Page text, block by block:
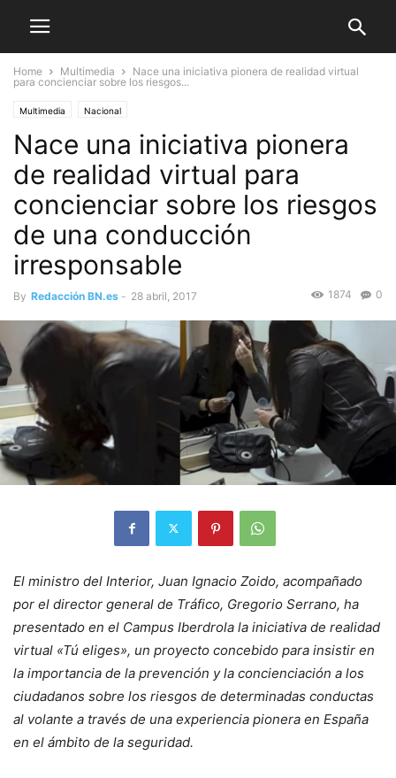
Home Multimedia
Nace una iniciativa pionera de realidad virtual
para concienciar sobre los riesgos...
Multimedia Nacional
Nace una iniciativa pionera
de realidad virtual para
concienciar sobre los riesgos
de una conducción
irresponsable
By Redacción BN.es - 28 abril, 2017 0
1874
El ministro del Interior, Juan Ignacio Zoido, acompañado
por el director general de Tráfico, Gregorio Serrano, ha
presentado en el Campus Iberdrola la iniciativa de realidad
virtual «Tú eliges», un proyecto concebido para insistir en
la importancia de la prevención y la concienciación a los
ciudadanos sobre los riesgos de determinadas conductas
al volante a través de una experiencia pionera en España
en el ámbito de la seguridad.